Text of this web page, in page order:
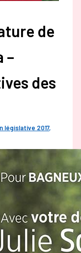
de
–
des
législative 2017,